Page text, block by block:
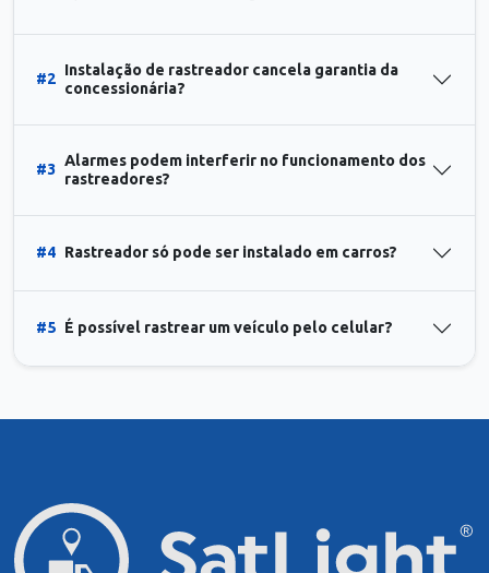
#2
Instalação de rastreador cancela garantia da
concessionária?
#3
Alarmes podem interferir no funcionamento dos
rastreadores?
#4 Rastreador só pode ser instalado em carros?
#5 É possível rastrear um veículo pelo celular?